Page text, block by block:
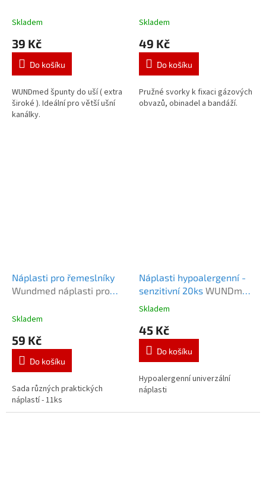
páry
Skladem
39 Kč
Do košíku
WUNDmed špunty do uší ( extra
široké ). Ideální pro větší ušní
kanálky.
Skladem
49 Kč
Do košíku
Pružné svorky k fixaci gázových
obvazů, obinadel a bandáží.
Náplasti pro řemeslníky
Wundmed náplasti pro
Skladem
59 Kč
Do košíku
Sada různých praktických
náplastí - 11ks
Náplasti hypoalergenní -
senzitivní 20ks WUNDmed
Sensitiv náplasti
Průměrné
produktu
5,0
5
hvězdiček.
Skladem
45 Kč
Do košíku
Hypoalergenní univerzální
náplasti